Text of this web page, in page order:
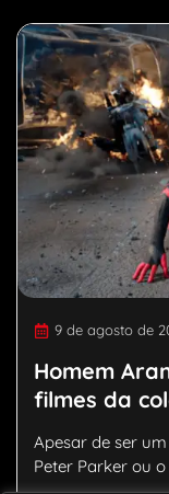
9 de agosto de
Homem
filmes da
Apesar de ser
Peter Parker ou